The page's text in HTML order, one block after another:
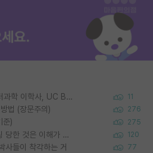
Korea University 수학, 컴퓨터과학 이학사, UC Berkeley 산업공학 대학원 공학박사가 되는 것은 쉽지 않겠죠? 11
법 (장문주의) 276
준) 275
대학원생들 교수에게 가스라이팅 당한 것은 이해가 갑니다. 안타깝네요. 120
사들이 착각하는 거 77